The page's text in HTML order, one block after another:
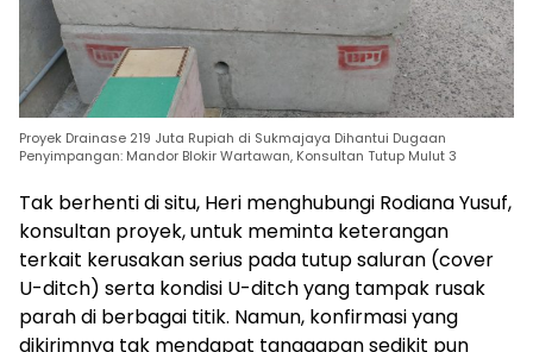
Proyek Drainase 219 Juta Rupiah di Sukmajaya Dihantui Dugaan
Penyimpangan: Mandor Blokir Wartawan, Konsultan Tutup Mulut 3
Tak berhenti di situ, Heri menghubungi Rodiana Yusuf,
konsultan proyek, untuk meminta keterangan
terkait kerusakan serius pada tutup saluran (cover
U-ditch) serta kondisi U-ditch yang tampak rusak
parah di berbagai titik. Namun, konfirmasi yang
dikirimnya tak mendapat tanggapan sedikit pun